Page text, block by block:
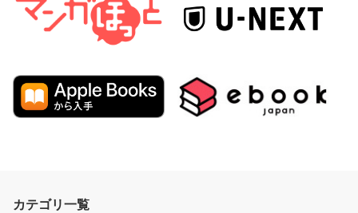
カテゴリ一覧